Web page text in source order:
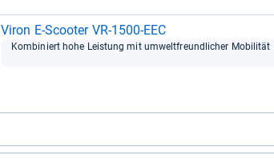
Viron E-​Scoo­ter VR-​1500-​EEC
Kom­bi­niert hohe Leis­tung mit umwelt­freund­li­cher Mobi­li­tät